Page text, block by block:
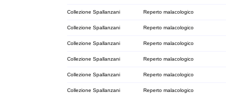
Collezione Spallanzani Reperto malacologico
Collezione Spallanzani Reperto malacologico
Collezione Spallanzani Reperto malacologico
Collezione Spallanzani Reperto malacologico
Collezione Spallanzani Reperto malacologico
Collezione Spallanzani Reperto malacologico